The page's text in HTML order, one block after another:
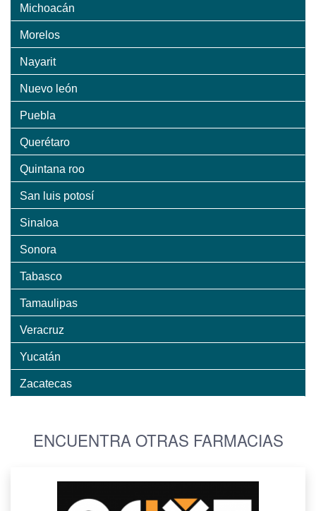
Michoacán
Morelos
Nayarit
Nuevo león
Puebla
Querétaro
Quintana roo
San luis potosí
Sinaloa
Sonora
Tabasco
Tamaulipas
Veracruz
Yucatán
Zacatecas
ENCUENTRA OTRAS FARMACIAS